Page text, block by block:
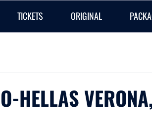
TICKETS ORIGINAL
HELLAS